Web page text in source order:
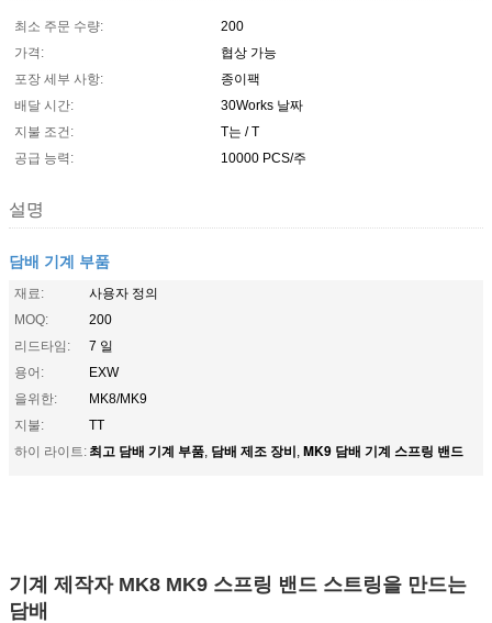
최소 주문 수량:
200
가격:
협상 가능
포장 세부 사항:
종이팩
배달 시간:
30Works 날짜
지불 조건:
T는 / T
공급 능력:
10000 PCS/주
설명
담배 기계 부품
재료:
사용자 정의
MOQ:
200
리드타임:
7 일
용어:
EXW
을위한:
MK8/MK9
지불:
TT
하이 라이트: 최고 담배 기계 부품, 담배 제조 장비, MK9 담배 기계 스프링 밴드
기계 제작자 MK8 MK9 스프링 밴드 스트링을 만드는
담배